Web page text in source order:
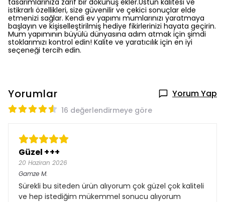
tasarımlarınıza zarif bir dokunuş ekler.Üstün kalitesi ve
istikrarlı özellikleri, size güvenilir ve çekici sonuçlar elde
etmenizi sağlar. Kendi ev yapımı mumlarınızı yaratmaya
başlayın ve kişiselleştirilmiş hediye fikirlerinizi hayata geçirin.
Mum yapımının büyülü dünyasına adım atmak için şimdi
stoklarımızı kontrol edin! Kalite ve yaratıcılık için en iyi
seçeneği tercih edin.
Yorumlar Yorum Yap
16 değerlendirmeye göre
Güzel +++
20 Haziran 2026
Gamze M.
Sürekli bu siteden ürün alıyorum çok güzel çok kaliteli
ve hep istediğim mükemmel sonucu alıyorum